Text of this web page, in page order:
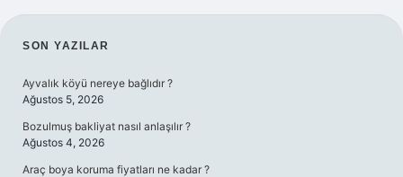
SIDEBAR
SON YAZILAR
Ayvalık köyü nereye bağlıdır ?
Ağustos 5, 2026
Bozulmuş bakliyat nasıl anlaşılır ?
Ağustos 4, 2026
Araç boya koruma fiyatları ne kadar ?